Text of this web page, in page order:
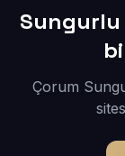
Sungurlu
Çorum